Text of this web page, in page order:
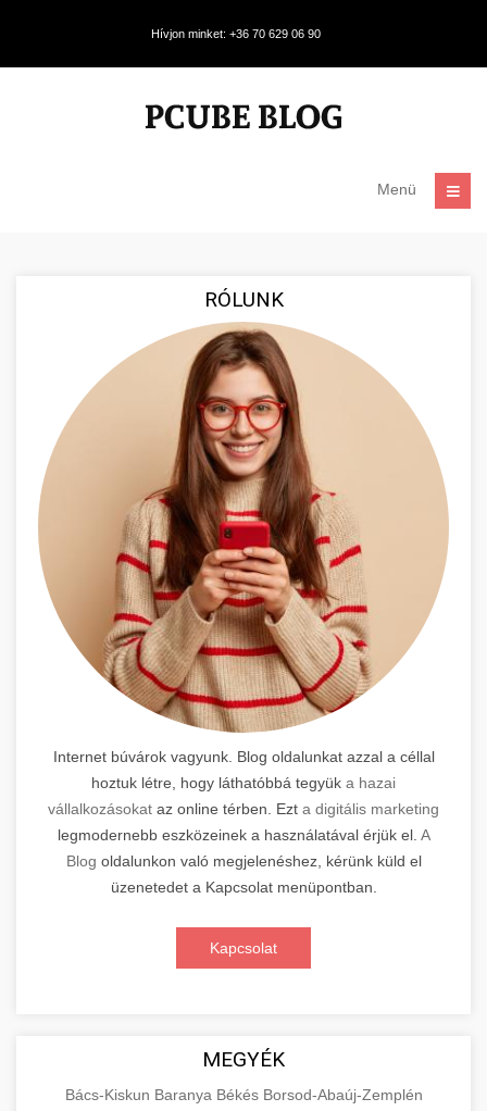
Hívjon minket: +36 70 629 06 90
Menü
RÓLUNK
Internet búvárok vagyunk. Blog oldalunkat azzal a céllal
hoztuk létre, hogy láthatóbbá tegyük a hazai
vállalkozásokat az online térben. Ezt a digitális marketing
legmodernebb eszközeinek a használatával érjük el. A
Blog oldalunkon való megjelenéshez, kérünk küld el
üzenetedet a Kapcsolat menüpontban.
Kapcsolat
MEGYÉK
Bács-Kiskun Baranya Békés Borsod-Abaúj-Zemplén